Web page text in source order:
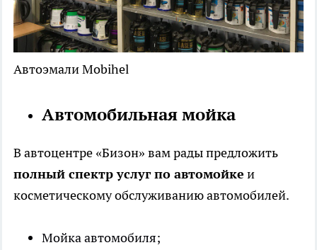
Автоэмали Mobihel
Автомобильная мойка
В автоцентре «Бизон» вам рады предложить
полный спектр услуг по автомойке и
косметическому обслуживанию автомобилей.
Мойка автомобиля;